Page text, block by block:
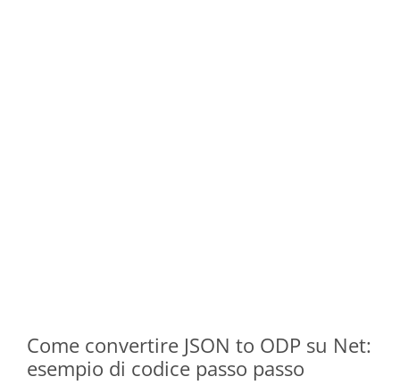
Come convertire JSON to ODP su Net:
esempio di codice passo passo